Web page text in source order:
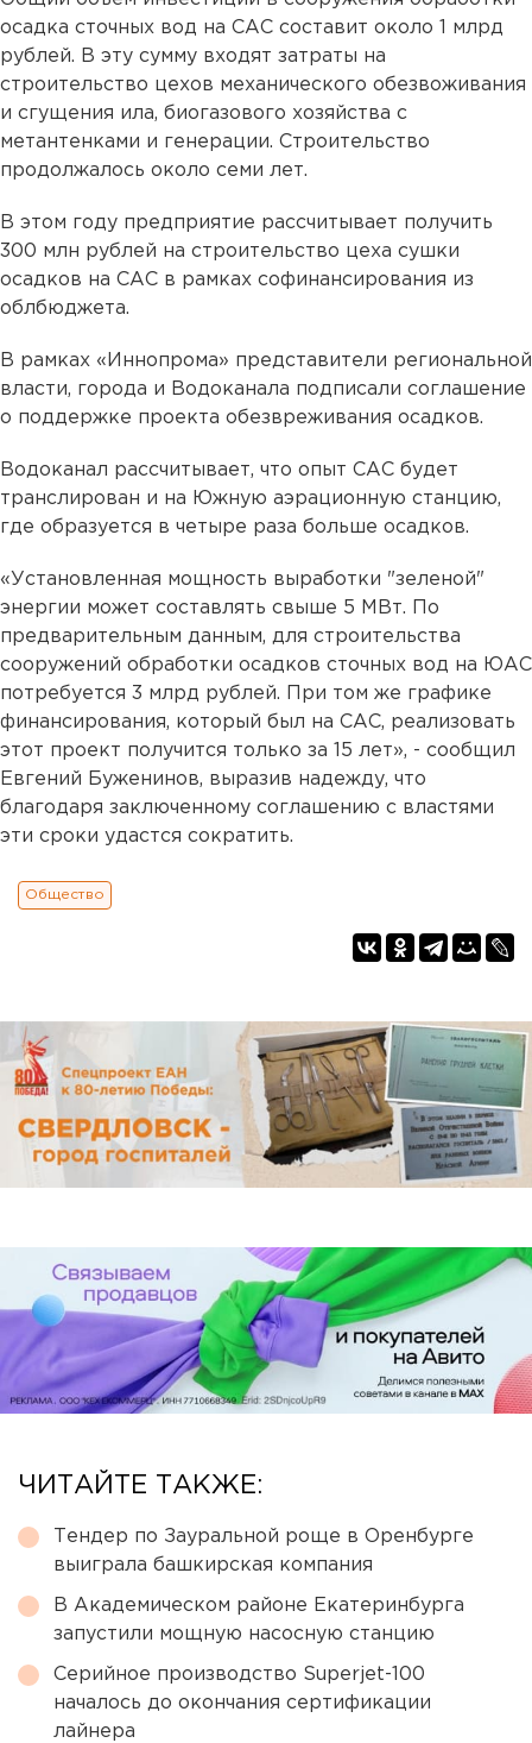
осадка сточных вод на САС составит около 1 млрд
рублей. В эту сумму входят затраты на
строительство цехов механического обезвоживания
и сгущения ила, биогазового хозяйства с
метантенками и генерации. Строительство
продолжалось около семи лет.
В этом году предприятие рассчитывает получить
300 млн рублей на строительство цеха сушки
осадков на САС в рамках софинансирования из
облбюджета.
В рамках «Иннопрома» представители региональной
власти, города и Водоканала подписали соглашение
о поддержке проекта обезвреживания осадков.
Водоканал рассчитывает, что опыт САС будет
транслирован и на Южную аэрационную станцию,
где образуется в четыре раза больше осадков.
«Установленная мощность выработки "зеленой"
энергии может составлять свыше 5 МВт. По
предварительным данным, для строительства
сооружений обработки осадков сточных вод на ЮАС
потребуется 3 млрд рублей. При том же графике
финансирования, который был на САС, реализовать
этот проект получится только за 15 лет», - сообщил
Евгений Буженинов, выразив надежду, что
благодаря заключенному соглашению с властями
эти сроки удастся сократить.
Общество
ЧИТАЙТЕ ТАКЖЕ:
Тендер по Зауральной роще в Оренбурге
выиграла башкирская компания
В Академическом районе Екатеринбурга
запустили мощную насосную станцию
Серийное производство Superjet-100
началось до окончания сертификации
лайнера